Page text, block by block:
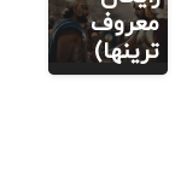
معروف
ترینها)